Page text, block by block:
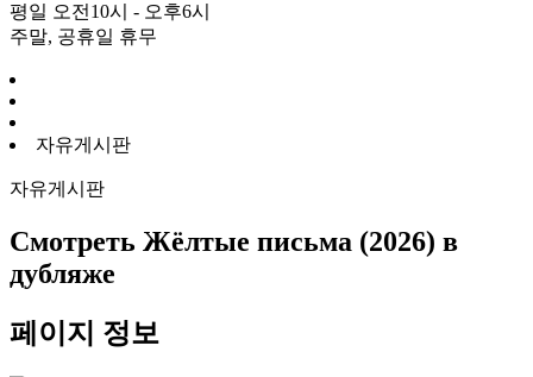
평일 오전10시 - 오후6시
주말, 공휴일 휴무
자유게시판
자유게시판
Смотреть Жёлтые письма (2026) в
дубляже
페이지 정보